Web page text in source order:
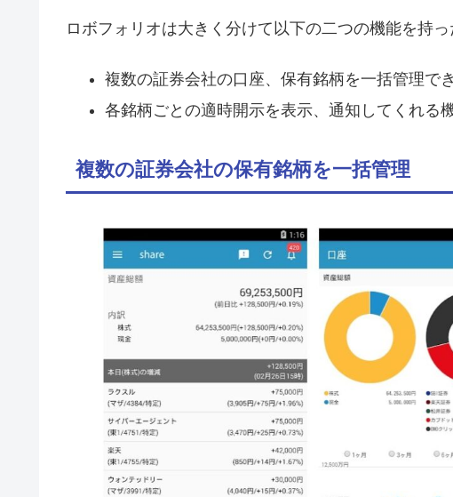
ロボフォリオは大きく分けて以下の二つの機能を持っ
複数の証券会社の口座、保有銘柄を一括管理で
各銘柄ごとの適時開示を表示、通知してくれる
複数の証券会社の保有銘柄を一括管理